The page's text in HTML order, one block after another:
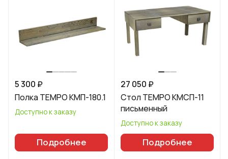
5 300 ₽
Полка TEMPO КМП-180.1
Доступно к заказу
Подробнее
27 050 ₽
Стол TEMPO КМСП-11
письменный
Доступно к заказу
Подробнее